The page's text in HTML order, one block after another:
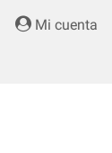
Mi cuenta